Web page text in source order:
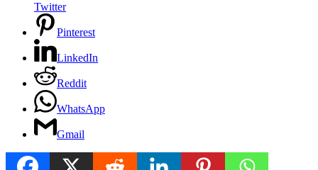
Twitter
Pinterest
LinkedIn
Reddit
WhatsApp
Gmail